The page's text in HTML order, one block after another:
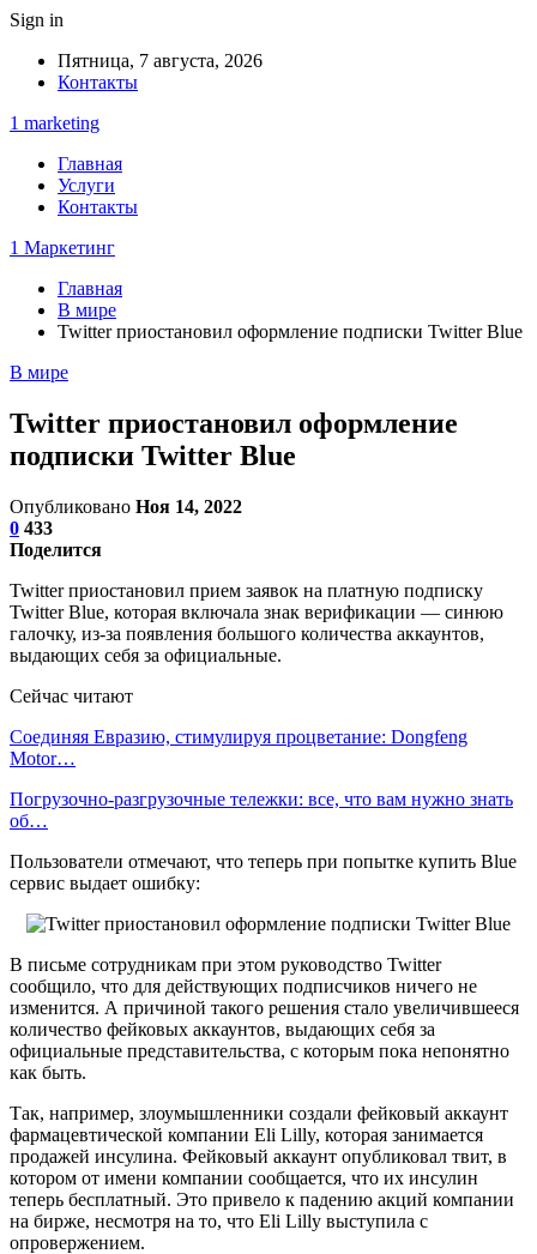
Sign in
Пятница, 7 августа, 2026
Контакты
1 marketing
Главная
Услуги
Контакты
1 Маркетинг
Главная
В мире
Twitter приостановил оформление подписки Twitter Blue
В мире
Twitter приостановил оформление
подписки Twitter Blue
Опубликовано Ноя 14, 2022
0 433
Поделится
Twitter приостановил прием заявок на платную подписку
Twitter Blue, которая включала знак верификации — синюю
галочку, из-за появления большого количества аккаунтов,
выдающих себя за официальные.
Сейчас читают
Соединяя Евразию, стимулируя процветание: Dongfeng
Motor…
Погрузочно-разгрузочные тележки: все, что вам нужно знать
об…
Пользователи отмечают, что теперь при попытке купить Blue
сервис выдает ошибку:
В письме сотрудникам при этом руководство Twitter
сообщило, что для действующих подписчиков ничего не
изменится. А причиной такого решения стало увеличившееся
количество фейковых аккаунтов, выдающих себя за
официальные представительства, с которым пока непонятно
как быть.
Так, например, злоумышленники создали фейковый аккаунт
фармацевтической компании Eli Lilly, которая занимается
продажей инсулина. Фейковый аккаунт опубликовал твит, в
котором от имени компании сообщается, что их инсулин
теперь бесплатный. Это привело к падению акций компании
на бирже, несмотря на то, что Eli Lilly выступила с
опровержением.